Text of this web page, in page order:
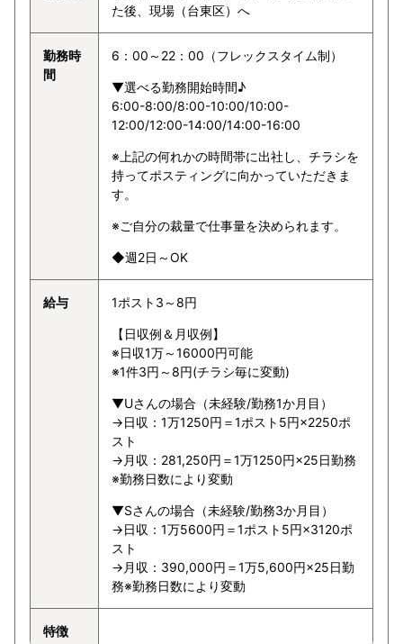
た後、現場（台東区）へ
勤務時
間
6：00～22：00（フレックスタイム制）
▼選べる勤務開始時間♪
6:00-8:00/8:00-10:00/10:00-
12:00/12:00-14:00/14:00-16:00
※上記の何れかの時間帯に出社し、チラシを
持ってポスティングに向かっていただきま
す。
※ご自分の裁量で仕事量を決められます。
◆週2日～OK
給与 1ポスト3～8円
【日収例＆月収例】
※日収1万～16000円可能
※1件3円～8円(チラシ毎に変動)
▼Uさんの場合（未経験/勤務1か月目）
→日収：1万1250円＝1ポスト5円×2250ポ
スト
→月収：281,250円＝1万1250円×25日勤務
※勤務日数により変動
▼Sさんの場合（未経験/勤務3か月目）
→日収：1万5600円＝1ポスト5円×3120ポ
スト
→月収：390,000円＝1万5,600円×25日勤
務※勤務日数により変動
特徴